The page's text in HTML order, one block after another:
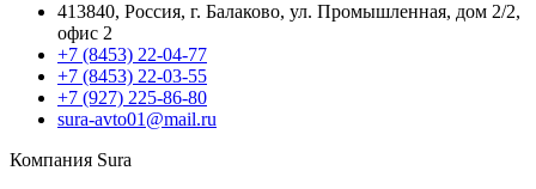
413840, Россия, г. Балаково, ул. Промышленная, дом 2/2,
офис 2
+7 (8453) 22-04-77
+7 (8453) 22-03-55
+7 (927) 225-86-80
sura-avto01@mail.ru
Компания Sura